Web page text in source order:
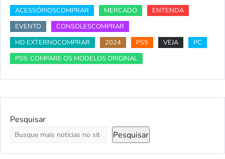
ACESSÓRIOSCOMPRAR
MERCADO
ENTENDA
EVENTO
CONSOLESCOMPRAR
HD EXTERNOCOMPRAR
2024 PS5 VEJA
PC
PS5: COMPARE OS MODELOS ORIGINAL
Pesquisar
Pesquisar